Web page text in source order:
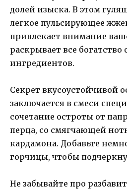
долей изыска. В этом
легкое пульсирующее
привлекает внимание
раскрывает все богатство
ингредиентов.
Секрет вкусоустойчивой
заключается в смеси
сочетание остроты от
перца, со смягчающей
кардамона. Добавьте
горчицы, чтобы
Не забывайте про